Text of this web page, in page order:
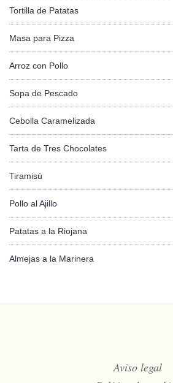
Tortilla de Patatas
Masa para Pizza
Arroz con Pollo
Sopa de Pescado
Cebolla Caramelizada
Tarta de Tres Chocolates
Tiramisú
Pollo al Ajillo
Patatas a la Riojana
Almejas a la Marinera
Aviso legal